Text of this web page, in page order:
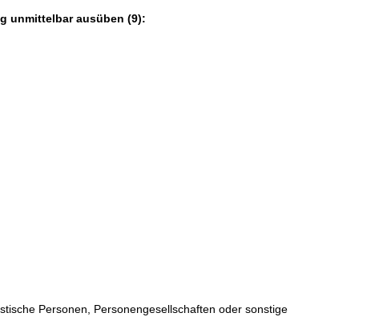
unmittelbar ausüben (9):
Personen, Personengesellschaften oder sonstige